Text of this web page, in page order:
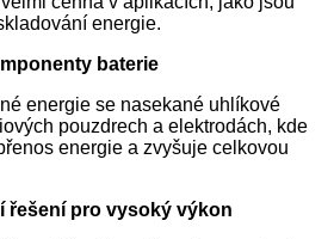
energie.
baterie
energie se nasekané uhlíkové
pouzdrech a elektrodách, kde
energie a zvyšuje celkovou
řešení pro vysoký výkon